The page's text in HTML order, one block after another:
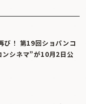
び！ 第19回ショパンコ
ンシネマ”が10月2日公